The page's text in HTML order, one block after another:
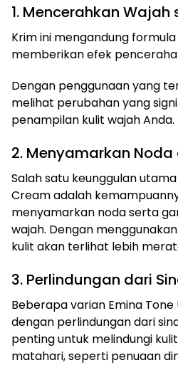
1. Mencerahkan
Krim ini mengandung
memberikan efek
Dengan penggunaan yang
melihat perubahan yang
penampilan kulit wajah Anda.
2. Menyamarkan
Salah satu keunggulan
Cream adalah
menyamarkan noda serta
wajah. Dengan
kulit akan terlihat lebih
3. Perlindungan dari
Beberapa varian Emina
dengan perlindungan dari
penting untuk melindungi
matahari, seperti penuaan